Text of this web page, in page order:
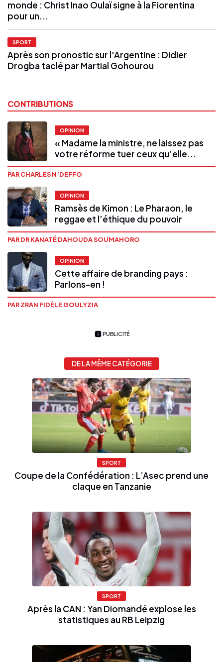
monde : Christ Inao Oulaï signe à la Fiorentina
pour un...
SPORT
Après son pronostic sur l'Argentine : Didier
Drogba taclé par Martial Gohourou
CONTRIBUTIONS
OPINION
« Madame la ministre, ne laissez pas
votre réforme tuer ceux qu’elle...
PAR CHARLES N’DEFFO
OPINION
Ramsès de Kimon : Le Pharaon, le
reggae et l’éthique du pouvoir
PAR DR KANATÉ DAHOUDA SOUMAHORO
OPINION
Cette affaire de branding pays :
Parlons-en !
PAR ZRAN FIDÈLE GOULYZIA
PUBLICITÉ
DE LA MÊME CATÉGORIE
SPORT
Coupe de la Confédération : L’Asec prend une
claque en Tanzanie
SPORT
Après la CAN : Yan Diomandé explose les
statistiques au RB Leipzig